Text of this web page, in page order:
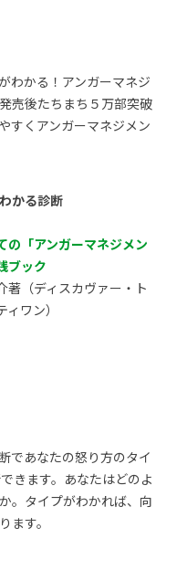
わかる！アンガーマネジ
売後たちまち５万部突破
すくアンガーマネジメン
かる診断
の「アンガーマネジメン
ブック
著（ディスカヴァー・ト
ィワン）
であなたの怒り方のタイ
きます。あなたはどのよ
。タイプがわかれば、向
ます。